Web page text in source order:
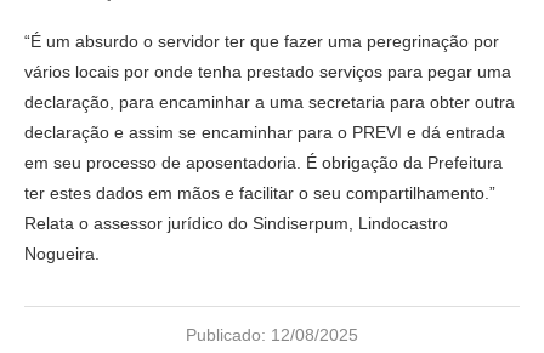
“É um absurdo o servidor ter que fazer uma peregrinação por
vários locais por onde tenha prestado serviços para pegar uma
declaração, para encaminhar a uma secretaria para obter outra
declaração e assim se encaminhar para o PREVI e dá entrada
em seu processo de aposentadoria. É obrigação da Prefeitura
ter estes dados em mãos e facilitar o seu compartilhamento.”
Relata o assessor jurídico do Sindiserpum, Lindocastro
Nogueira.
Publicado: 12/08/2025